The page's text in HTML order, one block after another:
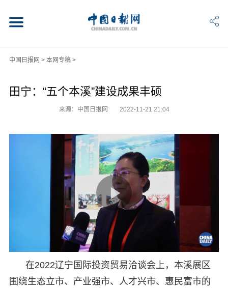
中国日报网 > 本网专稿>
田宁：“五个本溪”建设成果丰硕
来源：中国日报网 2022-11-21 21:04
在2022辽宁国际投资贸易洽谈会上，本溪展区
围绕生态立市、产业强市、人才兴市、惠民富市的